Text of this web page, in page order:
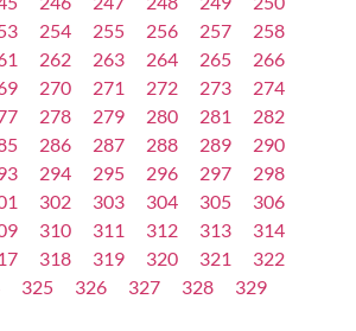
254 255 256 257
258
262 263 264 265
266
270 271 272 273
274
278 279 280 281
282
286 287 288 289
290
294 295 296 297
298
302 303 304 305
306
310 311 312 313
314
318 319 320 321
322
325 326 327 328 329